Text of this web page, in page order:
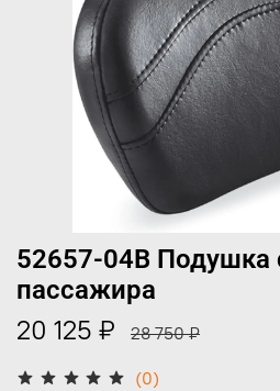
(0)
52657-04B Подушка
пассажира
20 125 ₽ 28 750 ₽